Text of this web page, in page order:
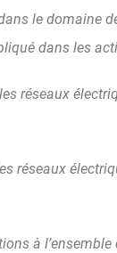
le domaine
dans les
réseaux
réseaux
à